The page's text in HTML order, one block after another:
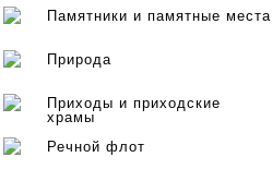
Памятники и памятные места
Природа
Приходы и приходские
храмы
Речной флот